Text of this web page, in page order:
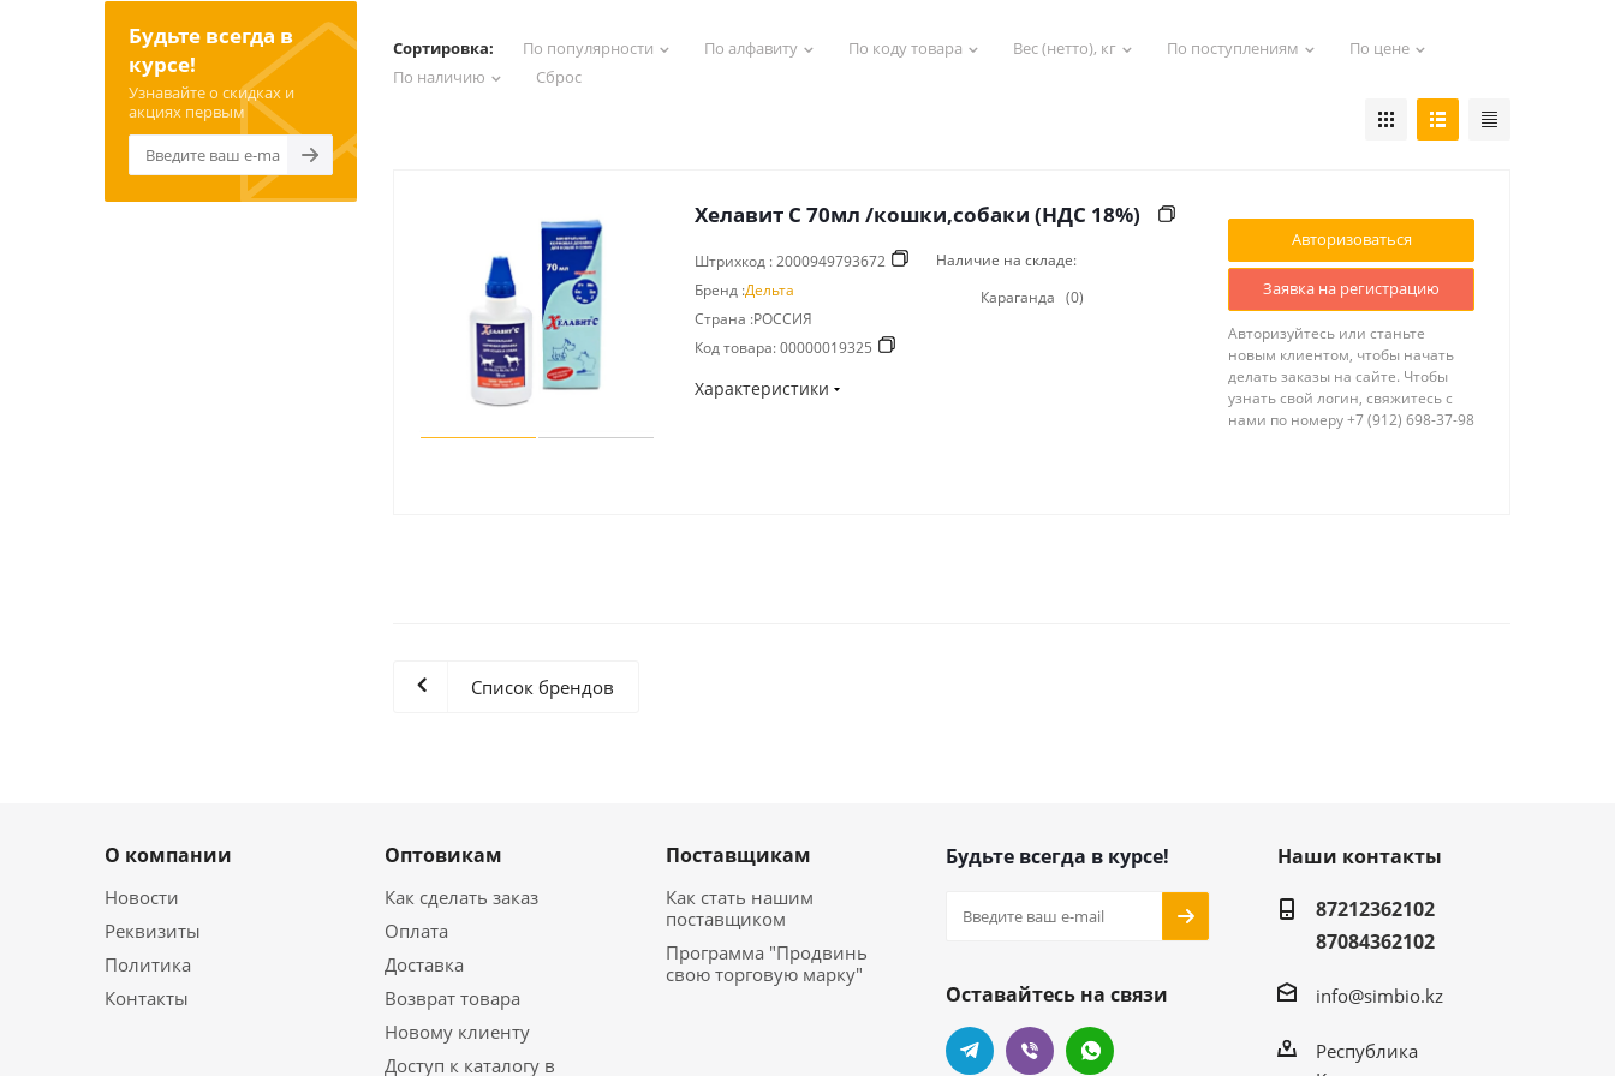
Сортировка: По популярности По алфавиту По коду товара Вес (нетто), кг По поступлениям
По цене
По наличию
Сброс
Хелавит С 70мл /кошки,собаки (НДС 18%)
Штрихкод :2000949793672
Бренд :Дельта
Страна :РОССИЯ
Код товара:00000019325
Наличие на складе:
Караганда (0)
Характеристики
Авторизоваться
Заявка на регистрацию
Авторизуйтесь или станьте
новым клиентом, чтобы начать
делать заказы на сайте. Чтобы
узнать свой логин, свяжитесь с
нами по номеру +7 (912) 698-37-98
Список брендов
Будьте всегда в
курсе!
Узнавайте о скидках и
акциях первым
О компании
Новости
Реквизиты
Политика
Контакты
Оптовикам
Как сделать заказ
Оплата
Доставка
Возврат товара
Новому клиенту
Доступ к каталогу в
Поставщикам
Как стать нашим
поставщиком
Программа "Продвинь
свою торговую марку"
Будьте всегда в курсе!
Оставайтесь на связи
Наши контакты
87212362102
87084362102
info@simbio.kz
Республика